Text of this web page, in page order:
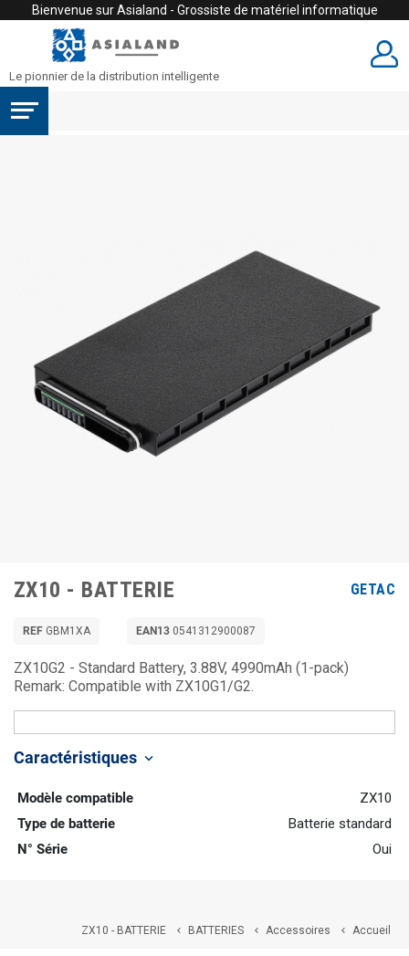
Bienvenue sur Asialand - Grossiste de matériel informatique
Le pionnier de la distribution intelligente
ZX10 - BATTERIE GETAC
REF GBM1XA EAN13 0541312900087
ZX10G2 - Standard Battery, 3.88V, 4990mAh (1-pack)
Remark: Compatible with ZX10G1/G2.
Caractéristiques keyboard_arrow_down
Modèle compatible
ZX10
Type de batterie
Batterie standard
N° Série
Oui
Accueil

Accessoires

BATTERIES

ZX10 - BATTERIE